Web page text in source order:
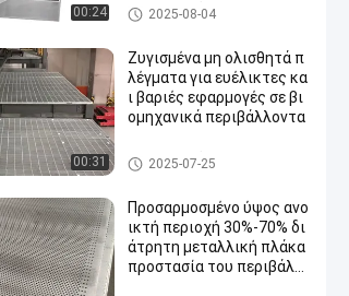
00:24
βιομηχανικό κιγκλίδωμα χάλ
υβα
2025-08-04
00:31
Ζυγισμένα μη ολισθητά π
λέγματα για ευέλικτες κα
ι βαριές εφαρμογές σε βι
ομηχανικά περιβάλλοντα
βιομηχανικό κιγκλίδωμα χάλ
υβα
2025-07-25
Προσαρμοσμένο ύψος ανο
ικτή περιοχή 30%-70% δι
άτρητη μεταλλική πλάκα
προστασία του περιβάλλ